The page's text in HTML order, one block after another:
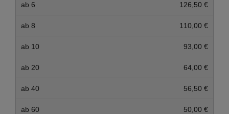
ab 6 126,50 €
ab 8 110,00 €
ab 10 93,00 €
ab 20 64,00 €
ab 40 56,50 €
ab 60 50,00 €